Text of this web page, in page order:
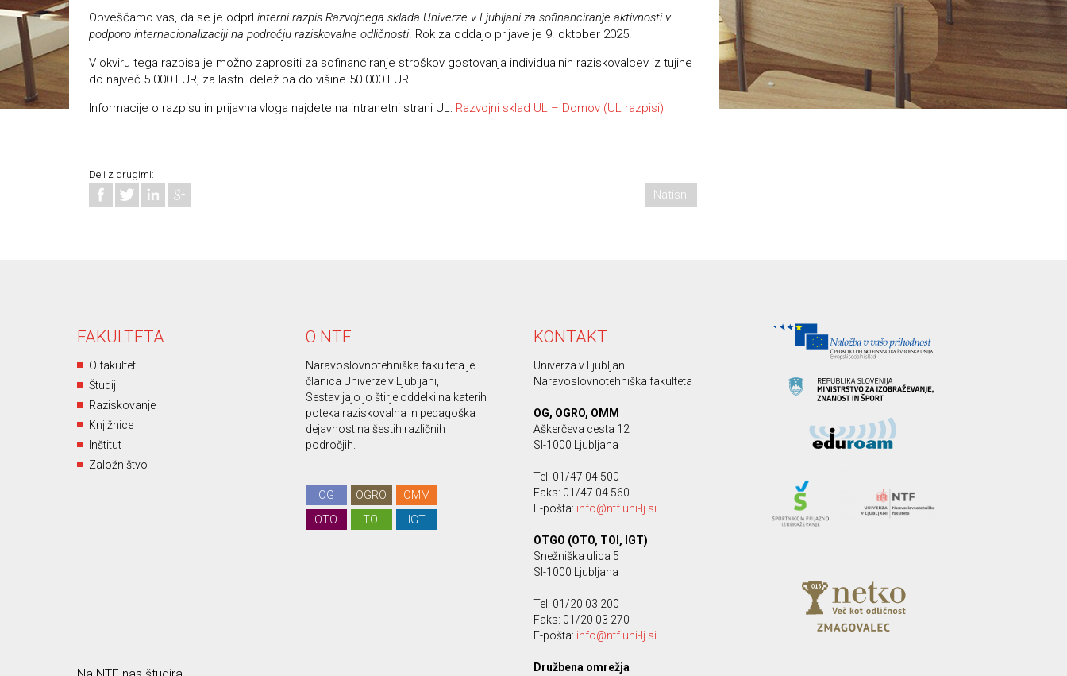
Obveščamo vas, da se je odprl interni razpis Razvojnega sklada Univerze v Ljubljani za sofinanciranje aktivnosti v
podporo internacionalizaciji na področju raziskovalne odličnosti. Rok za oddajo prijave je 9. oktober 2025.
V okviru tega razpisa je možno zaprositi za sofinanciranje stroškov gostovanja individualnih raziskovalcev iz tujine
do največ 5.000 EUR, za lastni delež pa do višine 50.000 EUR.
Informacije o razpisu in prijavna vloga najdete na intranetni strani UL: Razvojni sklad UL – Domov (UL razpisi)
Deli z drugimi:
Natisni
FAKULTETA
O fakulteti
Študij
Raziskovanje
Knjižnice
Inštitut
Založništvo
O NTF
Naravoslovnotehniška fakulteta je
članica Univerze v Ljubljani,
Sestavljajo jo štirje oddelki na katerih
poteka raziskovalna in pedagoška
dejavnost na šestih različnih
področjih.
OG OGRO
OMM
OTO
TOI IGT
KONTAKT
Univerza v Ljubljani
Naravoslovnotehniška fakulteta
OG, OGRO, OMM
Aškerčeva cesta 12
SI-1000 Ljubljana
Tel: 01/47 04 500
Faks: 01/47 04 560
E-pošta: info@ntf.uni-lj.si
OTGO (OTO, TOI, IGT)
Snežniška ulica 5
SI-1000 Ljubljana
Tel: 01/20 03 200
Faks: 01/20 03 270
E-pošta: info@ntf.uni-lj.si
Družbena omrežja